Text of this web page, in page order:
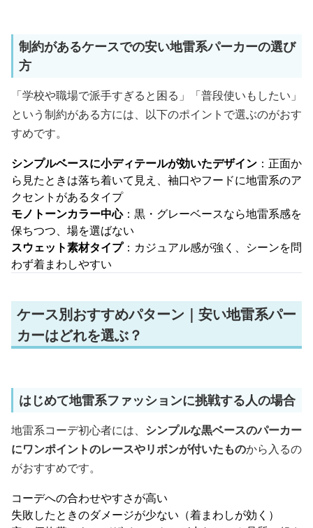
制約があるケースでの安い地雷系パーカーの選び
方
「学校や職場で派手すぎると困る」「普段使いもしたい」
という制約がある方には、以下のポイントで選ぶのがおす
すめです。
シンプルベースに小ディテールが効いたデザイン ：正面か
ら見たときは落ち着いて見え、袖口やフードに地雷系のア
クセントがあるタイプ
モノトーンカラー中心：黒・グレーベースなら地雷系感を
保ちつつ、場を選ばない
スウェット素材タイプ：カジュアル感が強く、シーンを問
わず着まわしやすい
ケース別おすすめパターン｜安い地雷系パー
カーはどれを選ぶ？
はじめて地雷系ファッションに挑戦する人の場合
地雷系コーデ初心者には、 シンプルな黒ベースのパーカー
にワンポイントのレースやリボンが付いたものから入るの
がおすすめです。
コーデへの合わせやすさが高い
失敗したときのダメージが少ない（着まわしが効く）